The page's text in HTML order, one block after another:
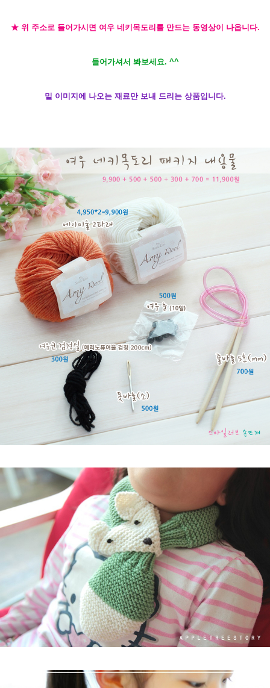
★ 위 주소로 들어가시면 여우 네키목도리를 만드는 동영상이 나옵니다.
들어가셔서 봐보세요. ^^
밑 이미지에 나오는 재료만 보내 드리는 상품입니다.